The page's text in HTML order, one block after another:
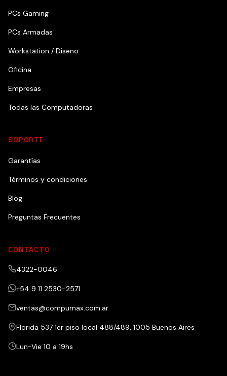
PCs Gaming
PCs Armadas
Workstation / Diseño
Oficina
Empresas
Todas las Computadoras
SOPORTE
Garantías
Términos y condiciones
Blog
Preguntas Frecuentes
CONTACTO
4322-0046
+54 9 11 2530-2571
ventas@compumax.com.ar
Florida 537 1er piso local 488/489, 1005 Buenos Aires
Lun-Vie 10 a 19hs